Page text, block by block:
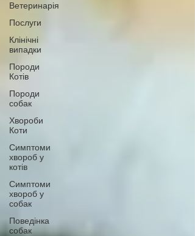
Ветеринарія
Послуги
Клінічні
випадки
Породи
Котів
Породи
собак
Хвороби
Коти
Симптоми
хвороб у
котів
Симптоми
хвороб у
собак
Поведінка
собак